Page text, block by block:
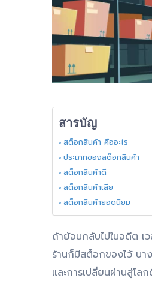
สารบัญ
สต็อกสินค้า คืออะไร
ประเภทของสต๊อกสินค้า
สต็อกสินค้าดี
สต็อกสินค้าเสีย
สต็อกสินค้ายอดนิยม
ถ้าย้อนกลับไปในอดีต เ
ร้านก็มีสต็อกของไว้ บา
และการเปลี่ยนผ่านสู่โล